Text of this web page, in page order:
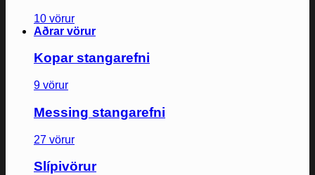
10 vörur
Aðrar vörur
Kopar stangarefni
9 vörur
Messing stangarefni
27 vörur
Slípivörur